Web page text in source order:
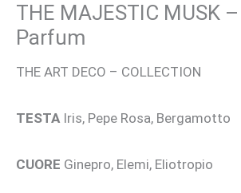
THE MAJESTIC MUSK
Parfum
THE ART DECO – COLLECTION
TESTA Iris, Pepe Rosa, Bergamotto
CUORE Ginepro, Elemi, Eliotropio